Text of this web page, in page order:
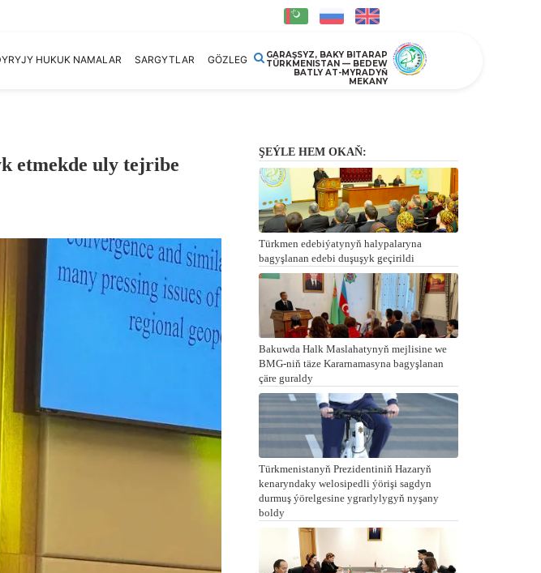
HUKUK NAMALAR SARGYTLAR GÖZLEG
GARAŞSYZ, BAKY BITARAP
TÜRKMENISTAN — BEDEW
BATLY AT-MYRADYŇ
MEKANY
etmekde uly tejribe
ŞEÝLE HEM OKAŇ:
Türkmen edebiýatynyň halypalaryna
bagyşlanan edebi duşuşyk geçirildi
Bakuwda Halk Maslahatynyň mejlisine we
BMG-niň täze Kararnamasyna bagyşlanan
çäre guraldy
Türkmenistanyň Prezidentiniň Hazaryň
kenaryndaky welosipedli ýörişi sagdyn
durmuş ýörelgesine ygrarlylygyň nyşany
boldy